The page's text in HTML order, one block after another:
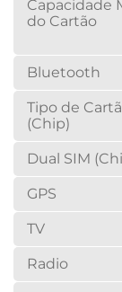
Capacidade
do Cartão
Bluetooth
Tipo de
(Chip)
Dual SIM
GPS
TV
Radio